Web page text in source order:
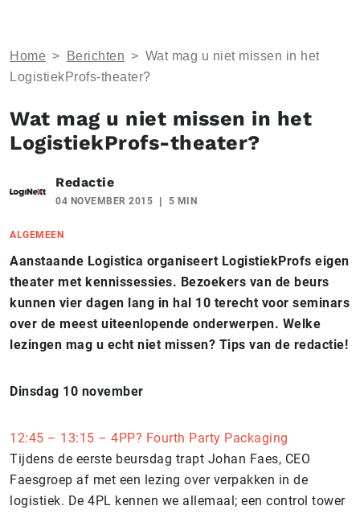
Home > Berichten > Wat mag u niet missen in het
LogistiekProfs-theater?
Wat mag u niet missen in het
LogistiekProfs-theater?
Redactie
04 NOVEMBER 2015 5 MIN
ALGEMEEN
Aanstaande Logistica organiseert LogistiekProfs eigen
theater met kennissessies. Bezoekers van de beurs
kunnen vier dagen lang in hal 10 terecht voor seminars
over de meest uiteenlopende onderwerpen. Welke
lezingen mag u echt niet missen? Tips van de redactie!
Dinsdag 10 november
12:45 – 13:15 – 4PP? Fourth Party Packaging
Tijdens de eerste beursdag trapt Johan Faes, CEO
Faesgroep af met een lezing over verpakken in de
logistiek. De 4PL kennen we allemaal; een control tower